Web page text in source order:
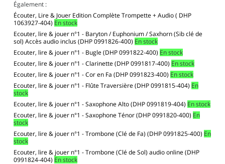
Également :
Écouter, Lire & Jouer Edition Complète Trompette + Audio ( DHP
1063927-404) En stock
Ecouter, lire & jouer n°1 - Baryton / Euphonium / Saxhorn (Sib clé de
sol) Accès audio inclus (DHP 0991826-400) En stock
Ecouter, lire & jouer n°1 - Bugle (DHP 0991822-400) En stock
Ecouter, lire & jouer n°1 - Clarinette (DHP 0991817-400) En stock
Ecouter, lire & jouer n°1 - Cor en Fa (DHP 0991823-400) En stock
Ecouter, lire & jouer n°1 - Flûte Traversière (DHP 0991815-404) En
stock
Ecouter, lire & jouer n°1 - Saxophone Alto (DHP 0991819-404) En stock
Ecouter, lire & jouer n°1 - Saxophone Ténor (DHP 0991820-400) En
stock
Ecouter, lire & jouer n°1 - Trombone (Clé de Fa) (DHP 0991825-400) En
stock
Ecouter, lire & jouer n°1 - Trombone (Clé de Sol) audio online (DHP
0991824-404) En stock